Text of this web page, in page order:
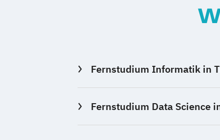
Fernstudium Informatik in
Fernstudium Data Science